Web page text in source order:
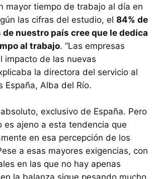
mayor tiempo de trabajo al día en
las cifras del estudio, el 84% de
de nuestro país cree que le dedica
al trabajo. “Las empresas
impacto de las nuevas
la directora del servicio al
España, Alba del Río.
exclusivo de España. Pero
es ajeno a esta tendencia que
en esa percepción de los
a esas mayores exigencias, con
en las que no hay apenas
la balanza sigue pesando mucho